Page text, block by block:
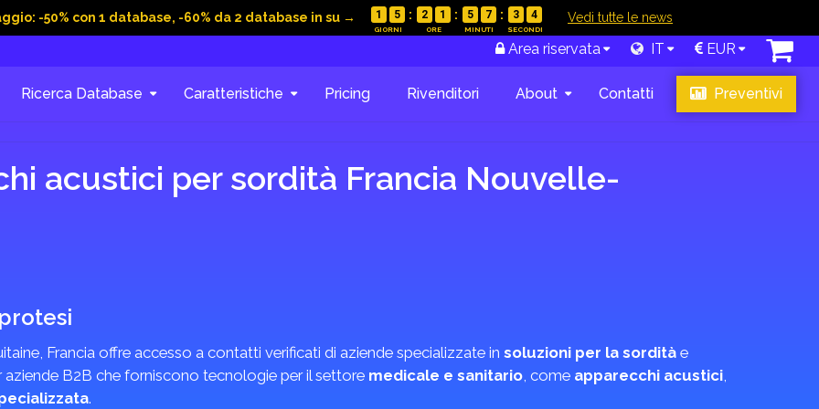
-50% con 1 database, -60% da 2 database in su → 1 5 2 1 5 7 3 3 Vedi tutte le news
Area riservata IT EUR
Ricerca Database Caratteristiche Pricing Rivenditori About Contatti Preventivi
acustici per sordità Francia Nouvelle-
Francia offre accesso a contatti verificati di aziende specializzate in soluzioni per la sordità e
aziende B2B che forniscono tecnologie per il settore medicale e sanitario, come apparecchi acustici,
.